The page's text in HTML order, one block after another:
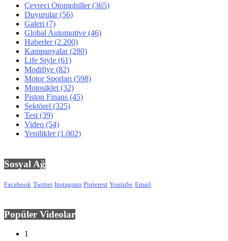
Çevreci Otomobiller(365)
Duyurular(56)
Galeri (7)
Global Automotive (46)
Haberler(2.200)
Kampanyalar(280)
Life Style (61)
Modifiye (82)
Motor Sporları (598)
Motosiklet (32)
Piston Finans (45)
Sektörel (325)
Test (39)
Video (54)
Yenilikler(1.002)
Sosyal Ağ
Facebook Twitter Instagram Pinterest Youtube Email
Popüler Videolar
1